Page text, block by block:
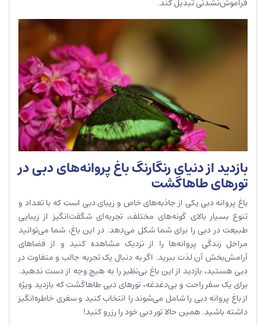
بازدید از دنیای رنگارنگ باغ پروانه‌های دبی در
تورهای طاهاگشت
باغ پروانه دبی یکی از جاذبه‌های خاص و زیبای دبی است که با تعداد و
تنوع بسیار بالای گونه‌های مختلف، تجربه‌ای شگفت‌انگیز از زیبایی
طبیعت در دبی را برای شما شکل می‌دهد. در این باغ، شما می‌توانید
مراحل زندگی پروانه‌ها را از نزدیک مشاهده کنید و از فضاهای
آرامش‌بخش آن لذت ببرید. اگر به دنبال یک تجربه جالب و متفاوت در
دبی هستید، بازدید از این باغ بی‌نظیر را به هیچ وجه از دست ندهید.
برای یک سفر راحت و بی‌دغدغه، تورهای دبی طاهاگشت که بازدید ویژه
از باغ پروانه دبی را شامل می‌شوند را انتخاب کنید و سفری خاطره‌انگیز
داشته باشید. همین حالا تور دبی خود را رزرو کنید!